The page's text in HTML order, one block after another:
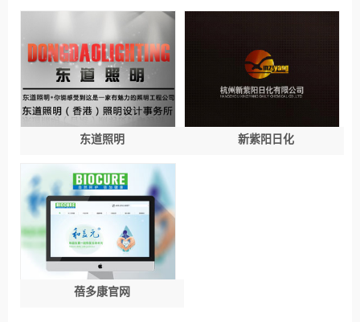
东道照明 新紫阳日化
蓓多康官网